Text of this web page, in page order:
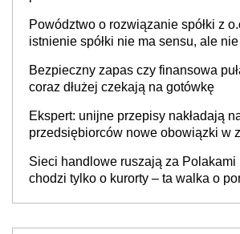
Powództwo o rozwiązanie spółki z
istnienie spółki nie ma sensu, ale
Bezpieczny zapas czy finansowa
coraz dłużej czekają na gotówkę
Ekspert: unijne przepisy nakładają
przedsiębiorców nowe obowiązki w
Sieci handlowe ruszają za
chodzi tylko o kurorty – ta walka o